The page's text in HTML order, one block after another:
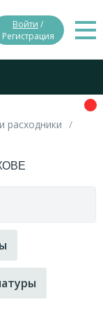
Войти /
Регистрация
расходники